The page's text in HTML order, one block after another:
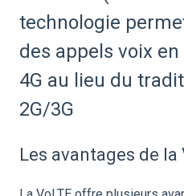
technologie
des appels voix
4G au lieu du
2G/3G
Les avantages de la